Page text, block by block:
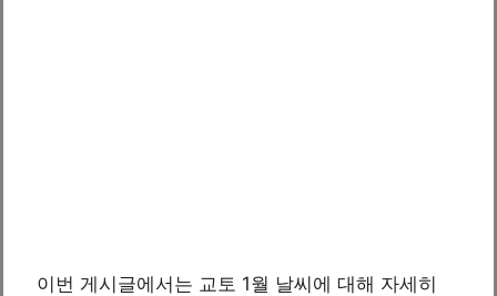
이번 게시글에서는 교토 1월 날씨에 대해 자세히